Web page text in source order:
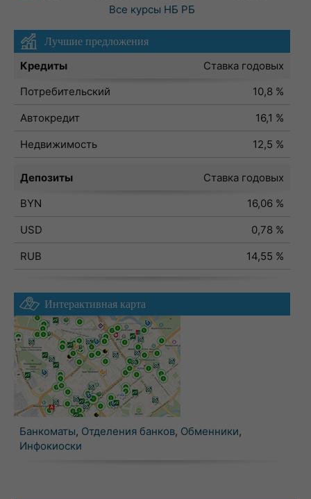
Все курсы НБ РБ
Лучшие предложения
Кредиты
Ставка годовых
Потребительский
10,8 %
Автокредит
16,1 %
Недвижимость
12,5 %
Депозиты
Ставка годовых
BYN
16,06 %
USD
0,78 %
RUB
14,55 %
Интерактивная карта
Банкоматы, Отделения банков, Обменники,
Инфокиоски